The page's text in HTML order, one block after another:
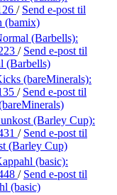
/ Send e-post til
(bamix)
(Barbells):
/ Send e-post til
(Barbells)
(bareMinerals):
/ Send e-post til
(Barley Cup):
/ Send e-post til
(Barley Cup)
(basic):
/ Send e-post til
(basic)